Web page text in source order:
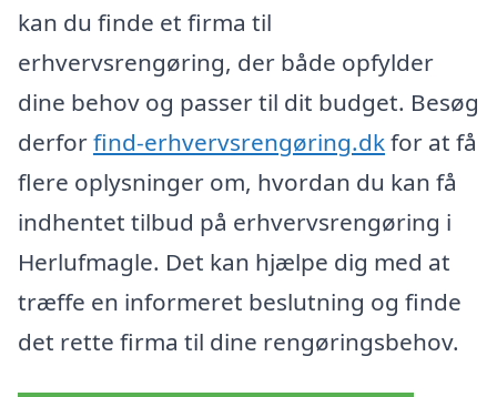
kan du finde et firma til
erhvervsrengøring, der både opfylder
dine behov og passer til dit budget. Besøg
derforfind-erhvervsrengøring.dkfor at få
flere oplysninger om, hvordan du kan få
indhentet tilbud på erhvervsrengøring i
Herlufmagle. Det kan hjælpe dig med at
træffe en informeret beslutning og finde
det rette firma til dine rengøringsbehov.